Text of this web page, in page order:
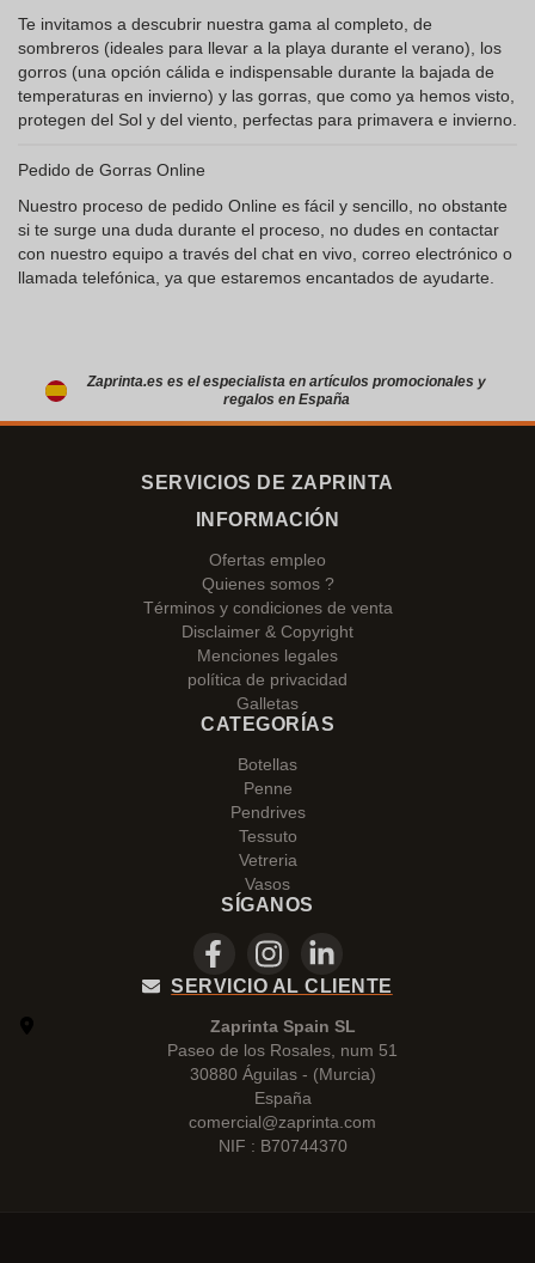
Te invitamos a descubrir nuestra gama al completo, de
sombreros (ideales para llevar a la playa durante el verano), los
gorros (una opción cálida e indispensable durante la bajada de
temperaturas en invierno) y las gorras, que como ya hemos visto,
protegen del Sol y del viento, perfectas para primavera e invierno.
Pedido de Gorras Online
Nuestro proceso de pedido Online es fácil y sencillo, no obstante
si te surge una duda durante el proceso, no dudes en contactar
con nuestro equipo a través del chat en vivo, correo electrónico o
llamada telefónica, ya que estaremos encantados de ayudarte.
Zaprinta.es es el especialista en artículos promocionales y
regalos en España
SERVICIOS DE ZAPRINTA
INFORMACIÓN
Ofertas empleo
Quienes somos ?
Términos y condiciones de venta
Disclaimer & Copyright
Menciones legales
política de privacidad
Galletas
CATEGORÍAS
Botellas
Penne
Pendrives
Tessuto
Vetreria
Vasos
SÍGANOS
SERVICIO AL CLIENTE
Zaprinta Spain SL
Paseo de los Rosales, num 51
30880 Águilas - (Murcia)
España
comercial@zaprinta.com
NIF : B70744370